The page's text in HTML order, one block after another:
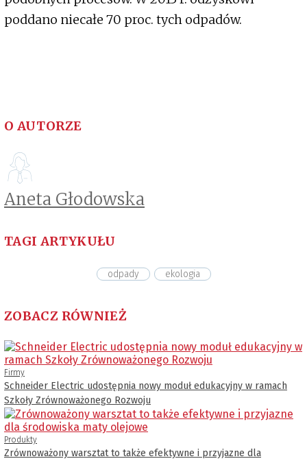
poddano niecałe 70 proc. tych odpadów.
O AUTORZE
Aneta Głodowska
TAGI ARTYKUŁU
odpady ekologia
ZOBACZ RÓWNIEŻ
Firmy
Schneider Electric udostępnia nowy moduł edukacyjny w ramach
Szkoły Zrównoważonego Rozwoju
Produkty
Zrównoważony warsztat to także efektywne i przyjazne dla